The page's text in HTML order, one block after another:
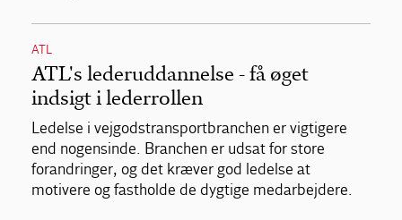
ATL
ATL's lederuddannelse - få øget
indsigt i lederrollen
Ledelse i vejgodstransportbranchen er vigtigere
end nogensinde. Branchen er udsat for store
forandringer, og det kræver god ledelse at
motivere og fastholde de dygtige medarbejdere.